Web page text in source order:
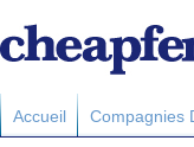
Accueil Compagnies